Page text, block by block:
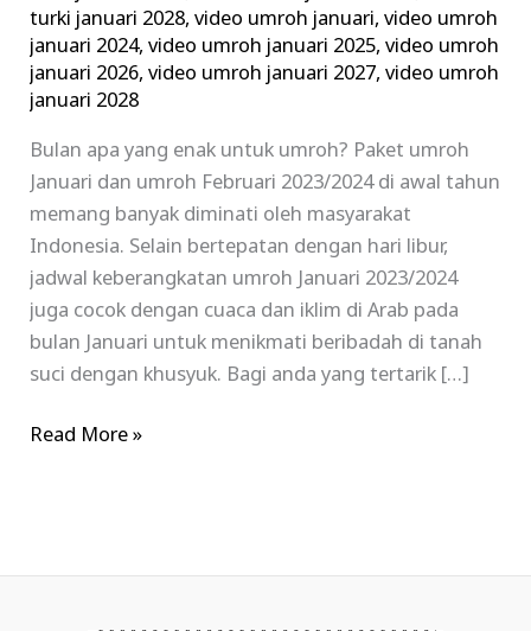
turki januari 2028,video umroh januari,video umroh
januari 2024,video umroh januari 2025,video umroh
januari 2026,video umroh januari 2027,video umroh
januari 2028
Bulan apa yang enak untuk umroh? Paket umroh
Januari dan umroh Februari 2023/2024 di awal tahun
memang banyak diminati oleh masyarakat
Indonesia. Selain bertepatan dengan hari libur,
jadwal keberangkatan umroh Januari 2023/2024
juga cocok dengan cuaca dan iklim di Arab pada
bulan Januari untuk menikmati beribadah di tanah
suci dengan khusyuk. Bagi anda yang tertarik […]
Read More »